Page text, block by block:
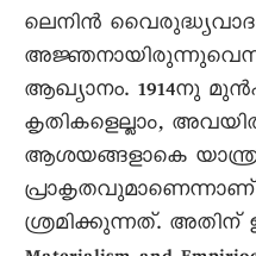
ലെനിൻ
ആഖ്യാനം. 1914നു
കൃതികളെല്ലാം,
ആശയങ്ങളാകെ
ശ്രമിക്കുന്നത്. അതിന്